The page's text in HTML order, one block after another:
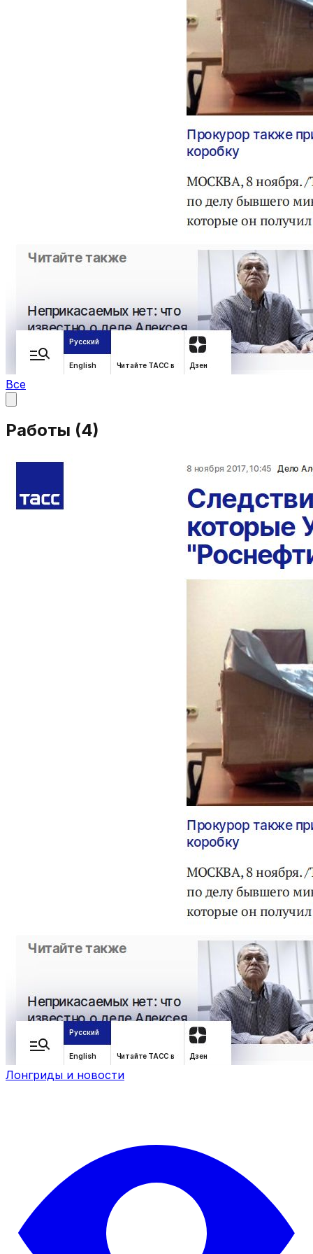
Все
Работы (4)
Лонгриды и новости